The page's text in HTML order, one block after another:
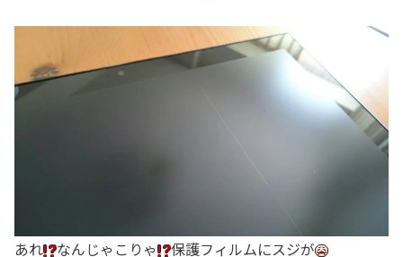
あれ なんじゃこりゃ 保護フィルムにスジが